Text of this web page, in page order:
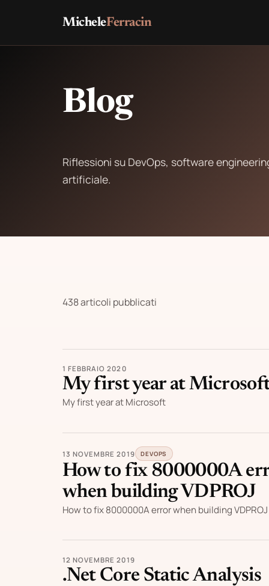
MicheleFerracin
Blog
Riflessioni su DevOps, software
artificiale.
438 articoli pubblicati
1 FEBBRAIO 2020
My first year at
My first year at Microsoft
13 NOVEMBRE 2019 DEVOPS
How to fix 8000000A
when building VDPROJ
How to fix 8000000A error when building VDPROJ
12 NOVEMBRE 2019
.Net Core Static Analysis